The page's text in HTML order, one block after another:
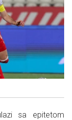
sa epitetom